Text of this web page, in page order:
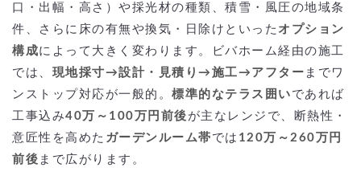
口・出幅・高さ）や採光材の種類、積雪・風圧の地域条
件、さらに床の有無や換気・日除けといった オプション
構成によって大きく変わります。ビバホーム経由の施工
では、 現地採寸→設計・見積り→施工→アフター までワ
ンストップ対応が一般的。 標準的なテラス囲い であれば
工事込み40万～100万円前後 が主なレンジで、断熱性・
意匠性を高めた ガーデンルーム帯 では 120万～260万円
前後 まで広がります。